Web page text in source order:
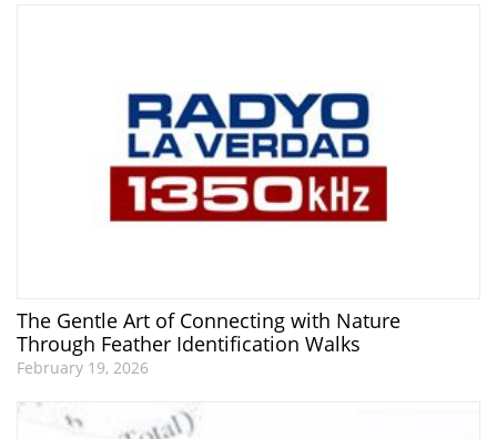
The Gentle Art of Connecting with Nature
Through Feather Identification Walks
February 19, 2026